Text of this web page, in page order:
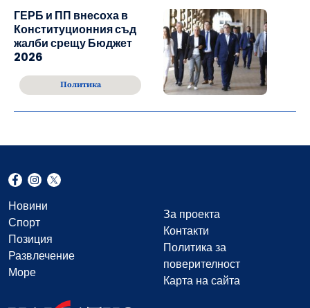
ГЕРБ и ПП внесоха в
Конституционния съд
жалби срещу Бюджет
2026
Политика
Новини
Спорт
Позиция
Развлечение
Море
За проекта
Контакти
Политика за
поверителност
Карта на сайта